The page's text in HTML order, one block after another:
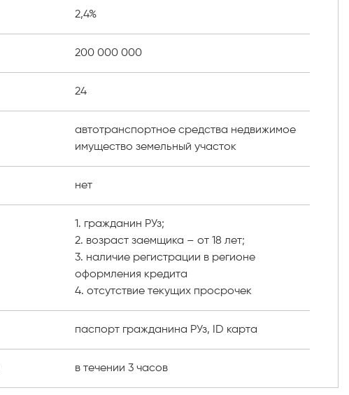
2,4%
200 000 000
24
автотранспортное средства недвижимое
имущество земельный участок
нет
1. гражданин РУз;
2. возраст заемщика – от 18 лет;
3. наличие регистрации в регионе
оформления кредита
4. отсутствие текущих просрочек
паспорт гражданина РУз, ID карта
в течении 3 часов